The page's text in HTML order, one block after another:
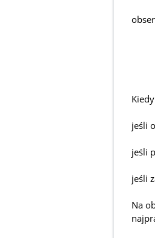
jeśli
jeśli
jeśli
Na